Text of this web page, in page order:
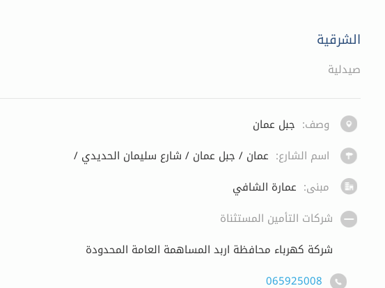
الشرقية
صيدلية
وصف: جبل عمان
اسم الشارع: عمان / جبل عمان / شارع سليمان الحديدي /
مبنى: عمارة الشافي
شركات التأمين المستثناة
شركة كهرباء محافظة اربد المساهمة العامة المحدودة
065925008